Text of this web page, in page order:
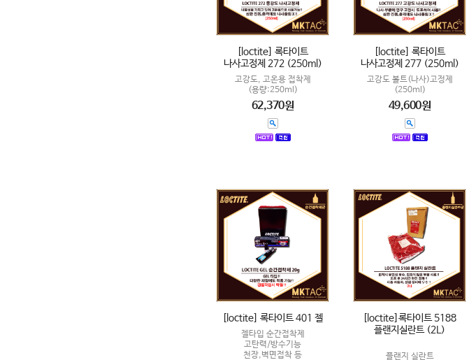
[loctite] 록타이트
나사고정제 272 (250ml)
고강도, 고온용 접착제
(용량:250ml)
62,370원
[loctite] 록타이트
나사고정제 277 (250ml)
고강도 볼트(나사)고정제
(250ml)
49,600원
[loctite] 록타이트 401 젤
젤타입 순간접착제
고탄력/방수기능
천장,벽면접착 등
[loctite]록타이트 5188
플랜지실란트 (2L)
플랜지 실란트